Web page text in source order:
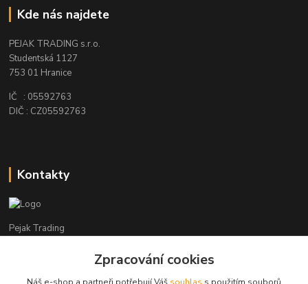
Kde nás najdete
PEJAK TRADING s.r.o.
Studentská 1127
753 01 Hranice
IČ : 05592763
DIČ : CZ05592763
Kontakty
Pejak Trading
+ 420 724 280 132
(Po-Pá, 8-16 hod.)
Zpracování cookies